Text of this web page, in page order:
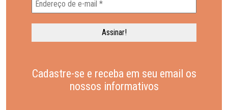
Cadastre-se e receba em seu email os
nossos informativos